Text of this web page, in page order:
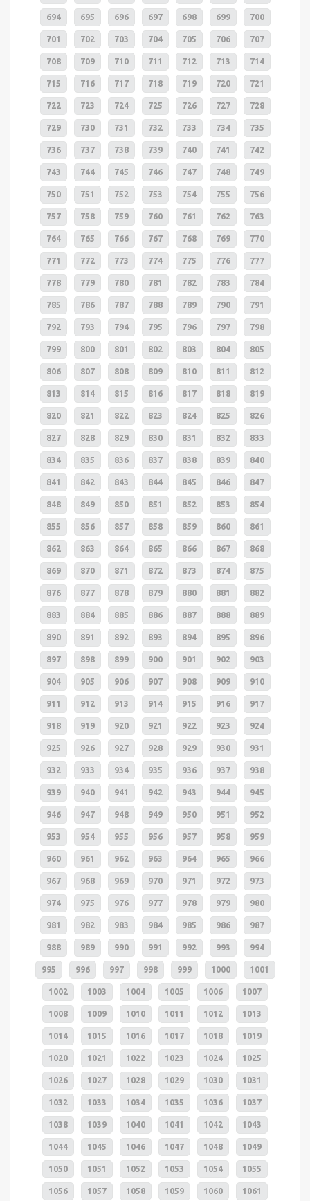
694 695 696 697 698 699 700
701 702 703 704 705 706 707
708 709 710 711 712 713 714
715 716 717 718 719 720 721
722 723 724 725 726 727 728
729 730 731 732 733 734 735
736 737 738 739 740 741 742
743 744 745 746 747 748 749
750 751 752 753 754 755 756
757 758 759 760 761 762 763
764 765 766 767 768 769 770
771 772 773 774 775 776 777
778 779 780 781 782 783 784
785 786 787 788 789 790 791
792 793 794 795 796 797 798
799 800 801 802 803 804 805
806 807 808 809 810 811 812
813 814 815 816 817 818 819
820 821 822 823 824 825 826
827 828 829 830 831 832 833
834 835 836 837 838 839 840
841 842 843 844 845 846 847
848 849 850 851 852 853 854
855 856 857 858 859 860 861
862 863 864 865 866 867 868
869 870 871 872 873 874 875
876 877 878 879 880 881 882
883 884 885 886 887 888 889
890 891 892 893 894 895 896
897 898 899 900 901 902 903
904 905 906 907 908 909 910
911 912 913 914 915 916 917
918 919 920 921 922 923 924
925 926 927 928 929 930 931
932 933 934 935 936 937 938
939 940 941 942 943 944 945
946 947 948 949 950 951 952
953 954 955 956 957 958 959
960 961 962 963 964 965 966
967 968 969 970 971 972 973
974 975 976 977 978 979 980
981 982 983 984 985 986 987
988 989 990 991 992 993 994
995 996 997 998 999 1000 1001
1002 1003 1004 1005 1006 1007
1008 1009 1010 1011 1012 1013
1014 1015 1016 1017 1018 1019
1020 1021 1022 1023 1024 1025
1026 1027 1028 1029 1030 1031
1032 1033 1034 1035 1036 1037
1038 1039 1040 1041 1042 1043
1044 1045 1046 1047 1048 1049
1050 1051 1052 1053 1054 1055
1056 1057 1058 1059 1060 1061